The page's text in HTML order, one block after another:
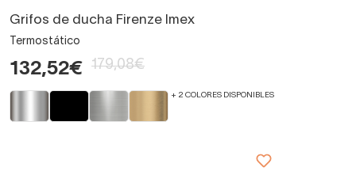
Grifos de ducha Firenze Imex
Termostático
132,52€ 179,08€
+ 2 COLORES DISPONIBLES